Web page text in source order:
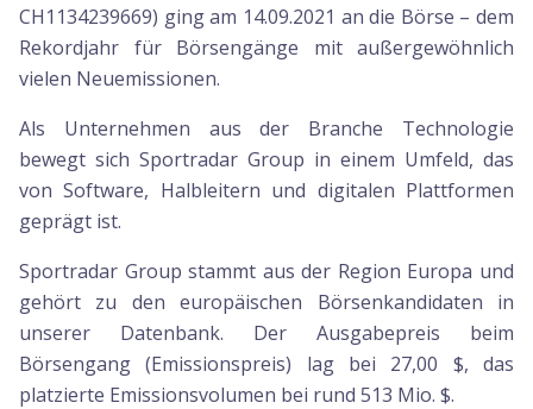
CH1134239669) ging am 14.09.2021 an die Börse – dem
Rekordjahr für Börsengänge mit außergewöhnlich
vielen Neuemissionen.
Als Unternehmen aus der Branche Technologie
bewegt sich Sportradar Group in einem Umfeld, das
von Software, Halbleitern und digitalen Plattformen
geprägt ist.
Sportradar Group stammt aus der Region Europa und
gehört zu den europäischen Börsenkandidaten in
unserer Datenbank. Der Ausgabepreis beim
Börsengang (Emissionspreis) lag bei 27,00 $, das
platzierte Emissionsvolumen bei rund 513 Mio. $.